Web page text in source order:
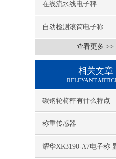
在线流水线电子秤
自动检测滚筒电子称
查看更多 >>
相关文章
RELEVANT
碳钢轮椅秤有什么特点
称重传感器
耀华XK3190-A7电子称|